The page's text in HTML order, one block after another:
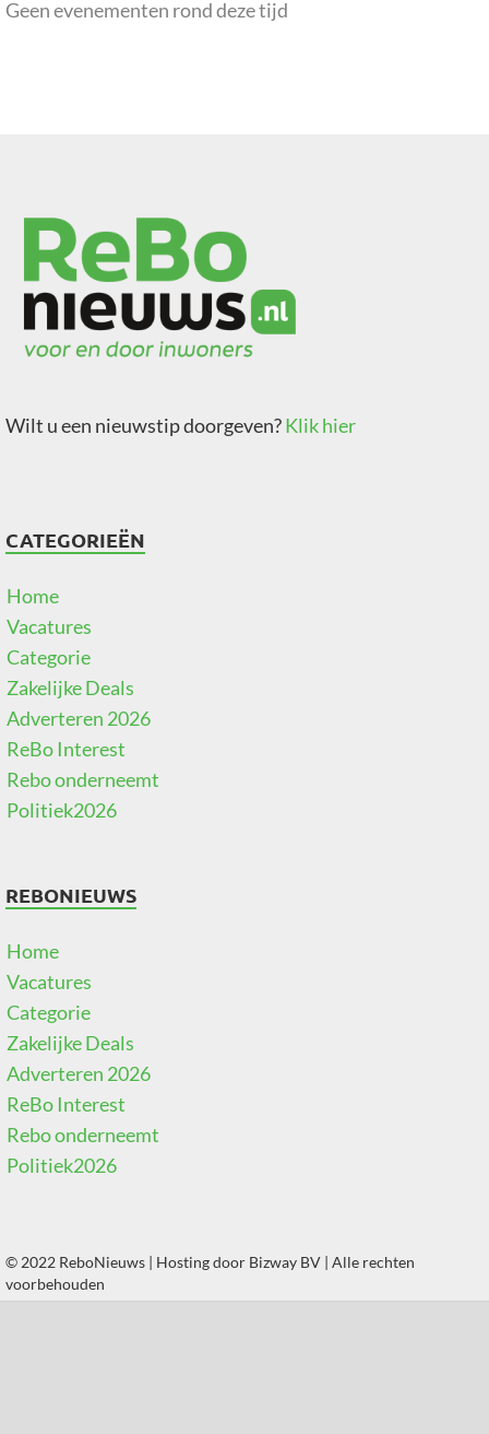
Geen evenementen rond deze tijd
Wilt u een nieuwstip doorgeven?Klik hier
CATEGORIEËN
Home
Vacatures
Categorie
Zakelijke Deals
Adverteren 2026
ReBo Interest
Rebo onderneemt
Politiek2026
REBONIEUWS
Home
Vacatures
Categorie
Zakelijke Deals
Adverteren 2026
ReBo Interest
Rebo onderneemt
Politiek2026
© 2022 ReboNieuws | Hosting door Bizway BV | Alle rechten
voorbehouden